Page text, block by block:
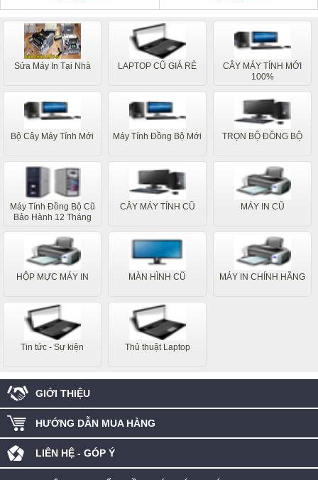
Sửa Máy In Tại Nhà LAPTOP CŨ GIÁ RẺ
CÂY MÁY TÍNH MỚI
100%
Bộ Cây Máy Tính Mới Máy Tính Đồng Bộ Mới TRỌN BỘ ĐỒNG BỘ
Máy Tính Đồng Bộ Cũ
Bảo Hành 12 Tháng
CÂY MÁY TÍNH CŨ MÁY IN CŨ
HỘP MỰC MÁY IN MÀN HÌNH CŨ MÁY IN CHÍNH HÃNG
Tin tức - Sự kiện Thủ thuật Laptop
GIỚI THIỆU
HƯỚNG DẪN MUA HÀNG
LIÊN HỆ - GÓP Ý